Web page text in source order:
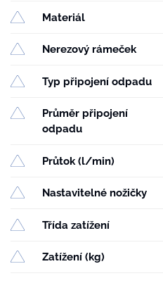
Materiál
Nerezový rámeček
Typ připojení odpadu
Průměr připojení
odpadu
Průtok (l/min)
Nastavitelné nožičky
Třída zatížení
Zatížení (kg)